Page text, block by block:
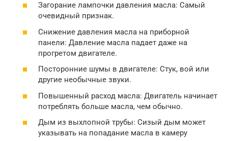
Загорание лампочки давления масла: Самый
очевидный признак.
Снижение давления масла на приборной
панели: Давление масла падает даже на
прогретом двигателе.
Посторонние шумы в двигателе: Стук, вой или
другие необычные звуки.
Повышенный расход масла: Двигатель начинает
потреблять больше масла, чем обычно.
Дым из выхлопной трубы: Сизый дым может
указывать на попадание масла в камеру